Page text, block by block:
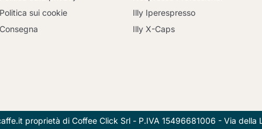
Politica sui cookie
Consegna
Illy Iperespresso
Illy X-Caps
proprietà di Coffee Click Srl - P.IVA 15496681006 - Via della